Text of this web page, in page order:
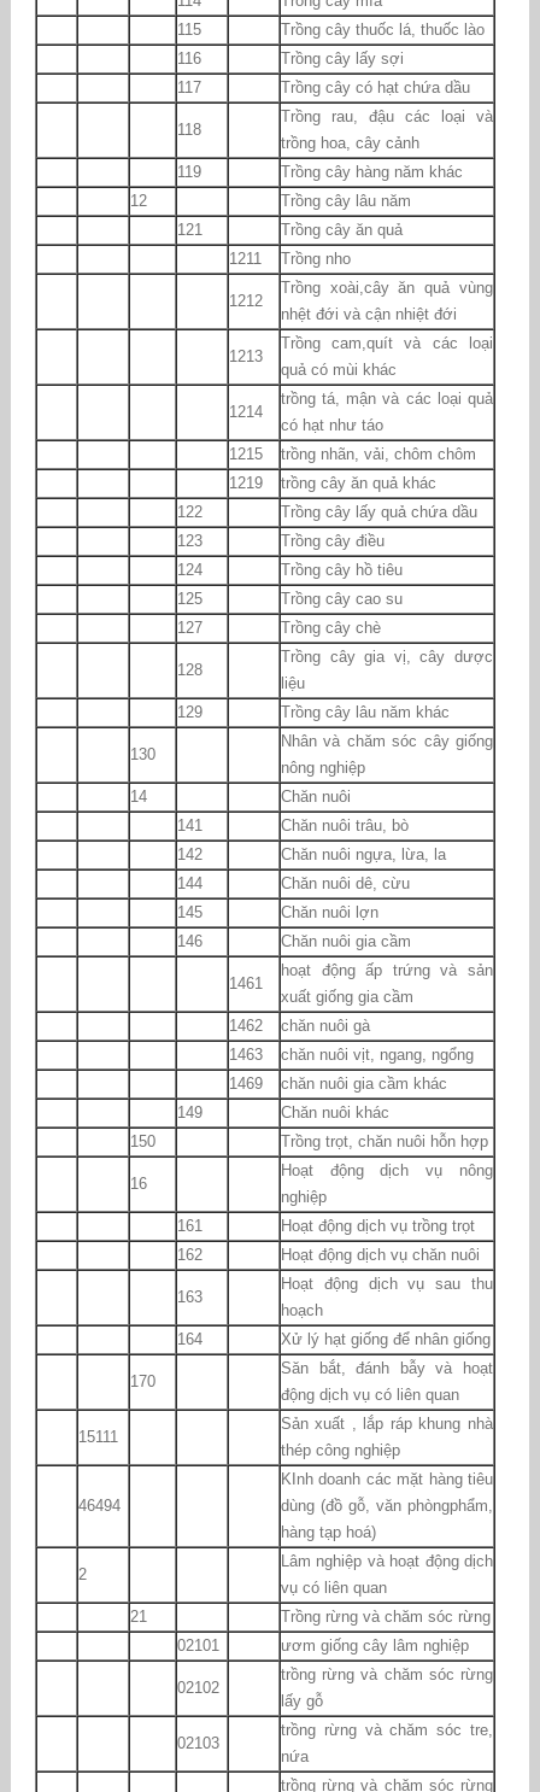
115
Trồng cây thuốc lá, thuốc lào
116
Trồng cây lấy sợi
117
Trồng cây có hạt chứa dầu
118
Trồng rau, đậu các loại và
trồng hoa, cây cảnh
119
Trồng cây hàng năm khác
12
Trồng cây lâu năm
121
Trồng cây ăn quả
1211
Trồng nho
1212
Trồng xoài,cây ăn quả vùng
nhệt đới và cận nhiệt đới
1213
Trồng cam,quít và các loại
quả có mùi khác
1214
trồng tá, mận và các loại quả
có hạt như táo
1215
trồng nhãn, vải, chôm chôm
1219
trồng cây ăn quả khác
122
Trồng cây lấy quả chứa dầu
123
Trồng cây điều
124
Trồng cây hồ tiêu
125
Trồng cây cao su
127
Trồng cây chè
128
Trồng cây gia vị, cây dược
liệu
129
Trồng cây lâu năm khác
130
Nhân và chăm sóc cây giống
nông nghiệp
14
Chăn nuôi
141
Chăn nuôi trâu, bò
142
Chăn nuôi ngựa, lừa, la
144
Chăn nuôi dê, cừu
145
Chăn nuôi lợn
146
Chăn nuôi gia cầm
1461
hoạt động ấp trứng và sản
xuất giống gia cầm
1462
chăn nuôi gà
1463
chăn nuôi vịt, ngang, ngổng
1469
chăn nuôi gia cầm khác
149
Chăn nuôi khác
150
Trồng trọt, chăn nuôi hỗn hợp
16
Hoạt động dịch vụ nông
nghiệp
161
Hoạt động dịch vụ trồng trọt
162
Hoạt động dịch vụ chăn nuôi
163
Hoạt động dịch vụ sau thu
hoạch
164
Xử lý hạt giống để nhân giống
170
Săn bắt, đánh bẫy và hoạt
động dịch vụ có liên quan
15111
Sản xuất , lắp ráp khung nhà
thép công nghiệp
46494
KInh doanh các mặt hàng tiêu
dùng (đồ gỗ, văn phòngphẩm,
hàng tạp hoá)
2
Lâm nghiệp và hoạt động dịch
vụ có liên quan
21
Trồng rừng và chăm sóc rừng
02101
ươm giống cây lâm nghiệp
02102
trồng rừng và chăm sóc rừng
lấy gỗ
02103
trồng rừng và chăm sóc tre,
nứa
trồng rừng và chăm sóc rừng